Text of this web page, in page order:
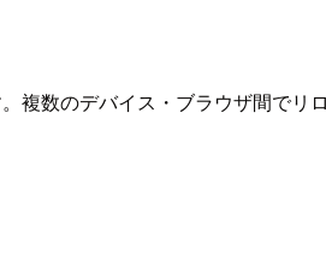
複数のデバイス・ブラウザ間でリ